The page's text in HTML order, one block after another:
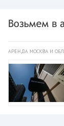
Возьмем в
АРЕНДА МОСКВА И